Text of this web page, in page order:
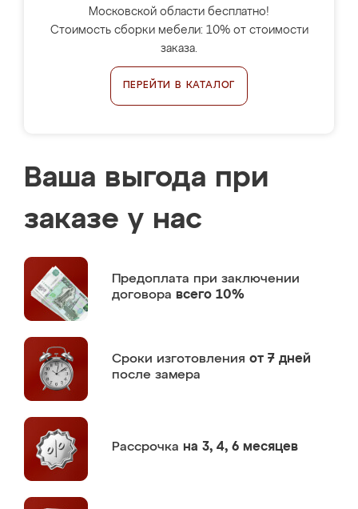
Московской области бесплатно!
Стоимость сборки мебели: 10% от стоимости
заказа.
ПЕРЕЙТИ В КАТАЛОГ
Ваша выгода при
заказе у нас
Предоплата при заключении
договора всего 10%
Сроки изготовления от 7 дней
после замера
Рассрочка на 3, 4, 6 месяцев